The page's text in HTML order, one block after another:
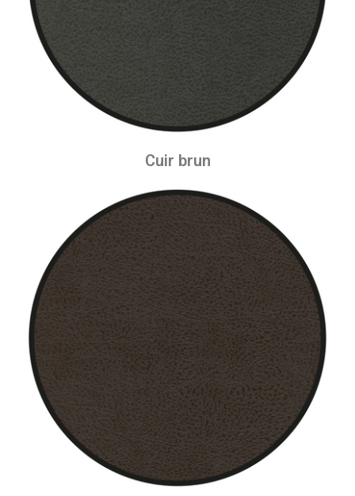
Cuir brun